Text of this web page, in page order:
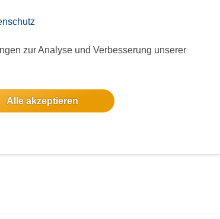
zur Analyse und Verbesserung unserer
Alle akzeptieren